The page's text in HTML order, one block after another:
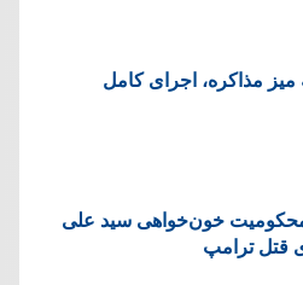
مذاکره، اجرای کامل
خون‌خواهی سید علی
قتل ترامپ